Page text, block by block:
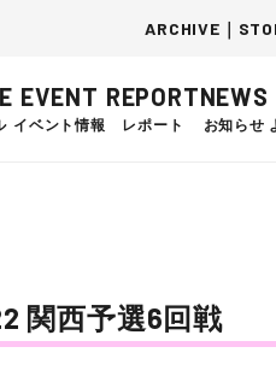
ARCHIVE ｜
EVENT
イベント情報
REPORT
レポート
NEWS
お知らせ
関西予選6回戦